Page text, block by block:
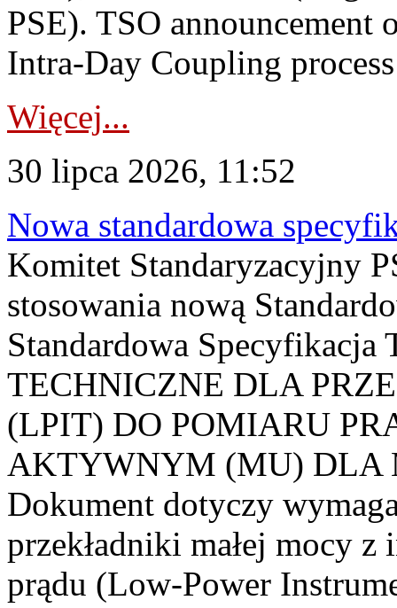
PSE). TSO announcement
Intra-Day Coupling
Więcej...
30 lipca 2026, 11:52
Nowa standardowa
Komitet Standaryzacyjny
stosowania nową
Standardowa
TECHNICZNE DLA
(LPIT) DO POMIARU
AKTYWNYM (MU) DLA
Dokument dotyczy
przekładniki małej mocy
prądu (Low-Power